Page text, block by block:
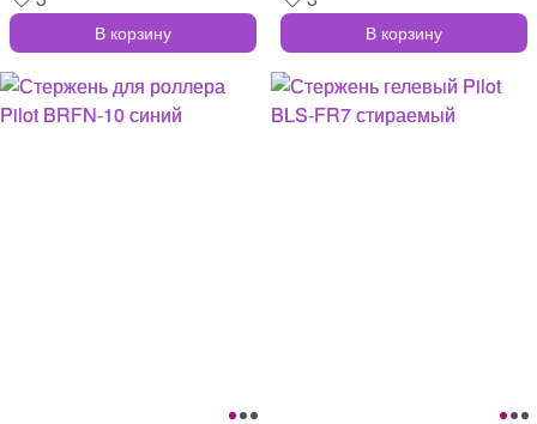
В корзину В корзину